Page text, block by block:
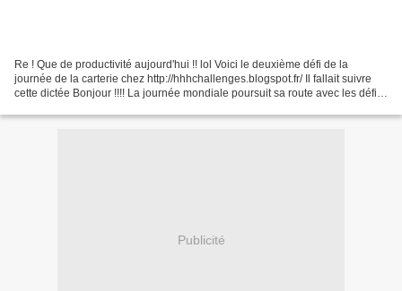
Re ! Que de productivité aujourd'hui !! lol Voici le deuxième défi de la
journée de la carterie chez http://hhhchallenges.blogspot.fr/ Il fallait suivre
cette dictée Bonjour !!!! La journée mondiale poursuit sa route avec les défis
Publicité